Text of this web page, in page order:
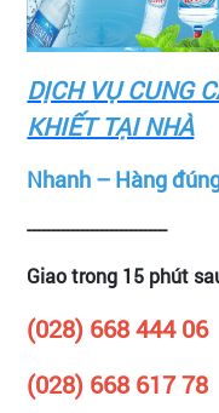
DỊCH VỤ CUNG
KHIẾT TẠI NHÀ
Nhanh – Hàng
-----------------------------
Giao trong 15 phút
(028) 668 444 06
(028) 668 617 78